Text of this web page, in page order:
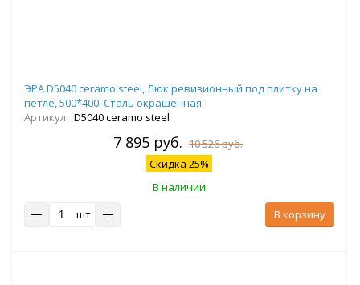
ЭРА D5040 ceramo steel, Люк ревизионный под плитку на
петле, 500*400. Сталь окрашенная
Артикул: D5040 ceramo steel
7 895 руб. 10 526 руб.
Скидка 25%
В наличии
шт
В корзину